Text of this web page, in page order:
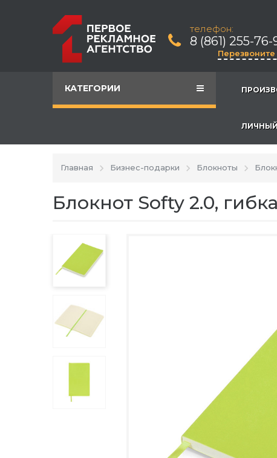
телефон:
8 (861) 255-76-
КАТЕГОРИИ
Главная Бизнес-подарки Блокноты
Блокнот Softy 2.0,